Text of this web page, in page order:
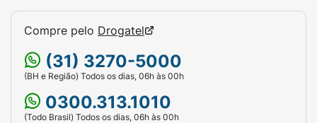
Compre pelo Drogatel
(31) 3270-5000
(BH e Região) Todos os dias, 06h às 00h
0300.313.1010
(Todo Brasil) Todos os dias, 06h às 00h